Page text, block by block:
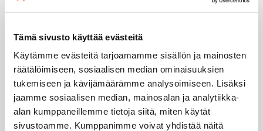
Tämä sivusto käyttää evästeitä
Käytämme evästeitä tarjoamamme sisällön ja mainosten
räätälöimiseen, sosiaalisen median ominaisuuksien
tukemiseen ja kävijämäärämme analysoimiseen. Lisäksi
jaamme sosiaalisen median, mainosalan ja analytiikka-
alan kumppaneillemme tietoja siitä, miten käytät
sivustoamme. Kumppanimme voivat yhdistää näitä
Uutiset
Blogit
Crux-lehti
JOBI